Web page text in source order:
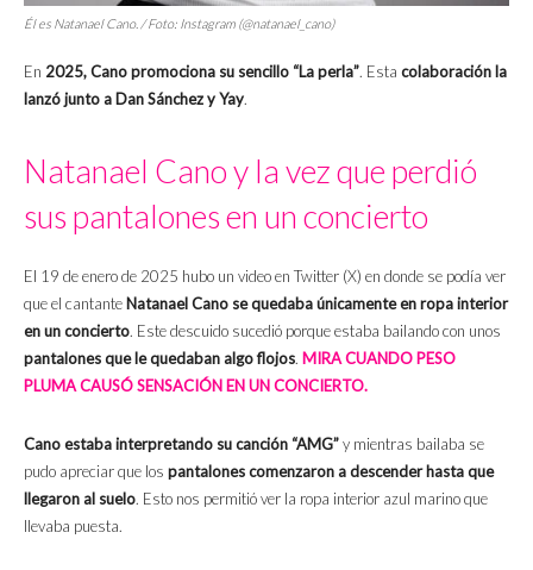
Él es Natanael Cano. / Foto: Instagram (@natanael_cano)
En 2025, Cano promociona su sencillo “La perla”. Esta colaboración la
lanzó junto a Dan Sánchez y Yay.
Natanael Cano y la vez que perdió
sus pantalones en un concierto
El 19 de enero de 2025 hubo un video en Twitter (X) en donde se podía ver
que el cantante Natanael Cano se quedaba únicamente en ropa interior
en un concierto. Este descuido sucedió porque estaba bailando con unos
pantalones que le quedaban algo flojos. MIRA CUANDO PESO
PLUMA CAUSÓ SENSACIÓN EN UN CONCIERTO.
Cano estaba interpretando su canción “AMG”y mientras bailaba se
pudo apreciar que los pantalones comenzaron a descender hasta que
llegaron al suelo. Esto nos permitió ver la ropa interior azul marino que
llevaba puesta.